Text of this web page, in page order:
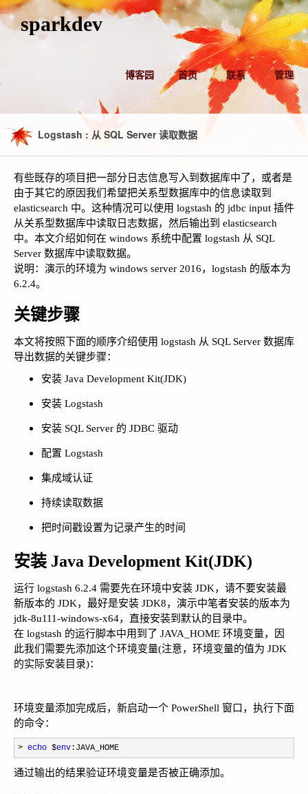
sparkdev
博客园 首页 联系 管理
Logstash : 从 SQL Server 读取数据
有些既存的项目把一部分日志信息写入到数据库中了，或者是
由于其它的原因我们希望把关系型数据库中的信息读取到
elasticsearch 中。这种情况可以使用 logstash 的 jdbc input 插件
从关系型数据库中读取日志数据，然后输出到 elasticsearch
中。本文介绍如何在 windows 系统中配置 logstash 从 SQL
Server 数据库中读取数据。
说明：演示的环境为 windows server 2016，logstash 的版本为
6.2.4。
关键步骤
本文将按照下面的顺序介绍使用 logstash 从 SQL Server 数据库
导出数据的关键步骤：
安装 Java Development Kit(JDK)
安装 Logstash
安装 SQL Server 的 JDBC 驱动
配置 Logstash
集成域认证
持续读取数据
把时间戳设置为记录产生的时间
安装 Java Development Kit(JDK)
运行 logstash 6.2.4 需要先在环境中安装 JDK，请不要安装最
新版本的 JDK，最好是安装 JDK8，演示中笔者安装的版本为
jdk-8u111-windows-x64，直接安装到默认的目录中。
在 logstash 的运行脚本中用到了 JAVA_HOME 环境变量，因
此我们需要先添加这个环境变量(注意，环境变量的值为 JDK
的实际安装目录)：
环境变量添加完成后，新启动一个 PowerShell 窗口，执行下面
的命令：
> echo $env :JAVA_HOME
通过输出的结果验证环境变量是否被正确添加。